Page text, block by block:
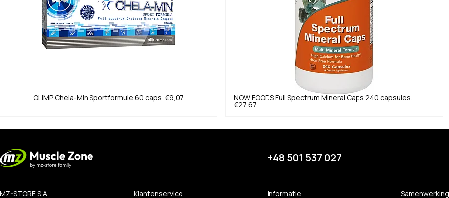
OLIMP Chela-Min Sportformule 60 caps. €9,07 NOW FOODS Full Spectrum Mineral Caps 240 capsules.
€27,67
+48 501 537 027
MZ-STORE S.A. Klantenservice Informatie Samenwerking